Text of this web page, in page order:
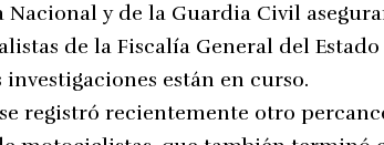
Nacional y de la Guardia Civil
de la Fiscalía General del
están en curso.
registró recientemente otro